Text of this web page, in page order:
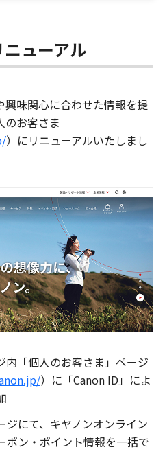
ューアル
味関心に合わせた情報を提
のお客さま
）にリニューアルいたしまし
内「個人のお客さま」ページ
）に「Canon ID」によ
ジにて、キヤノンオンライン
ポン・ポイント情報を一括で